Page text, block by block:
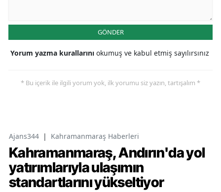
GÖNDER
Yorum yazma kurallarını okumuş ve kabul etmiş sayılırsınız
* Bu içerik ile ilgili yorum yok, ilk yorumu siz yazın, tartışalım *
Ajans344 | Kahramanmaraş Haberleri
Kahramanmaraş, Andırın'da yol
yatırımlarıyla ulaşımın
standartlarını yükseltiyor